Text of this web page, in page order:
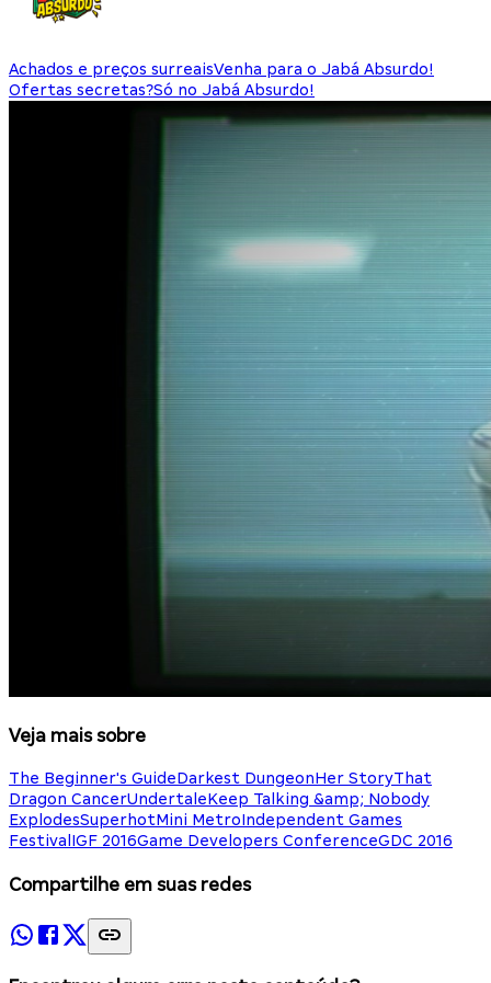
Achados e preços surreaisVenha para o Jabá Absurdo!
Ofertas secretas?Só no Jabá Absurdo!
Veja mais sobre
The Beginner's GuideDarkest DungeonHer StoryThat
Dragon CancerUndertaleKeep Talking &amp; Nobody
ExplodesSuperhotMini MetroIndependent Games
Festival IGF 2016Game Developers ConferenceGDC 2016
Compartilhe em suas redes